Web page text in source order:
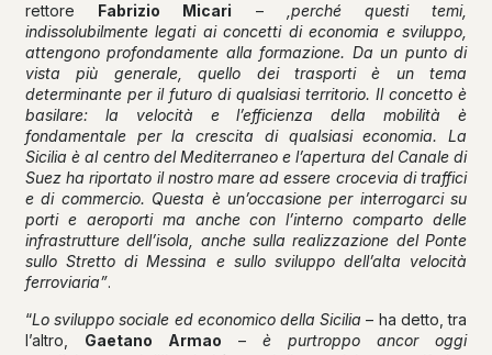
rettore Fabrizio Micari –
perché questi temi,
indissolubilmente legati ai concetti di economia e sviluppo,
attengono profondamente alla formazione. Da un punto di
vista più generale, quello dei trasporti è un tema
determinante per il futuro di qualsiasi territorio. Il concetto è
basilare: la velocità e l’efficienza della mobilità è
fondamentale per la crescita di qualsiasi economia. La
Sicilia è al centro del Mediterraneo e l’apertura del Canale di
Suez ha riportato il nostro mare ad essere crocevia di traffici
e di commercio. Questa è un’occasione per interrogarci su
porti e aeroporti ma anche con l’interno comparto delle
infrastrutture dell’isola, anche sulla realizzazione del Ponte
sullo Stretto di Messina e sullo sviluppo dell’alta velocità
ferroviaria”.
“Lo sviluppo sociale ed economico della Sicilia – ha detto, tra
l’altro, Gaetano Armao –è purtroppo ancor oggi